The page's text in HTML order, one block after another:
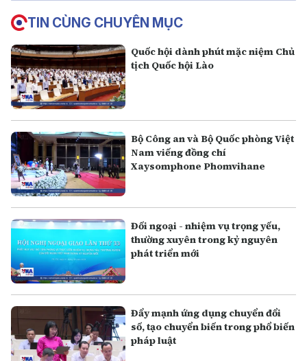
TIN CÙNG CHUYÊN MỤC
Quốc hội dành phút mặc niệm Chủ
tịch Quốc hội Lào
Bộ Công an và Bộ Quốc phòng Việt
Nam viếng đồng chí
Xaysomphone Phomvihane
Đối ngoại - nhiệm vụ trọng yếu,
thường xuyên trong kỷ nguyên
phát triển mới
Đẩy mạnh ứng dụng chuyển đổi
số, tạo chuyển biến trong phổ biến
pháp luật